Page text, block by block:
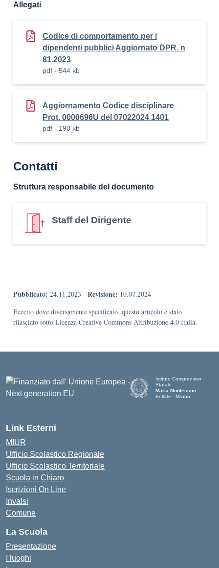
Allegati
Codice di comportamento per i
dipendenti pubblici Aggiornato DPR. n
81.2023
pdf - 544 kb
Aggiornamento Codice disciplinare _
Prot. 0000696U del 07022024 1401
pdf - 190 kb
Contatti
Struttura responsabile del documento
Staff del Dirigente
Pubblicato: 24.11.2023 - Revisione: 10.07.2024
Eccetto dove diversamente specificato, questo articolo è stato
rilasciato sotto Licenza Creative Commons Attribuzione 4.0 Italia.
Istituto Comprensivo
Statale
Maria Montessori
Bollate - Milano
Link Esterni
MIUR
Ufficio Scolastico Regionale
Ufficio Scolastico Territoriale
Scuola in Chiaro
Iscrizioni On Line
Invalsi
Comune
La Scuola
Presentazione
I luoghi